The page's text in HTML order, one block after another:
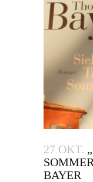
27 OKT.
BAYER